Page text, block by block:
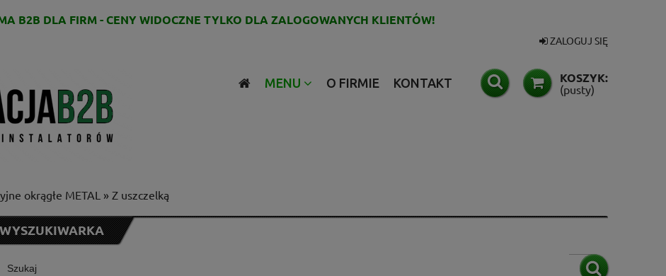
B2B DLA FIRM - CENY WIDOCZNE TYLKO DLA ZALOGOWANYCH KLIENTÓW!
ZALOGUJ SIĘ
KOSZYK:
(pusty)
MENU O FIRMIE KONTAKT
okrągłe METAL » Z uszczelką
WYSZUKIWARKA